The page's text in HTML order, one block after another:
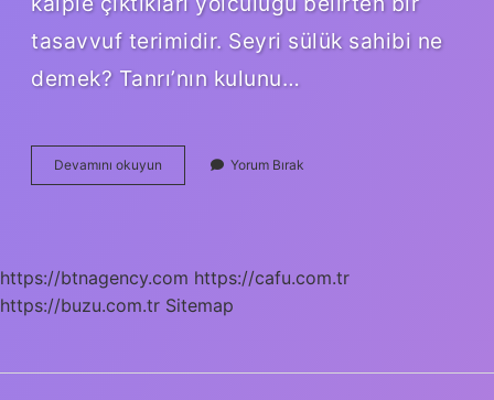
tasavvuf terimidir. Seyri sülük sahibi ne
demek? Tanrı’nın kulunu…
Devamını okuyun
Ruhani
Yorum Bırak
https://btnagency.com https://cafu.com.tr
https://buzu.com.tr Sitemap